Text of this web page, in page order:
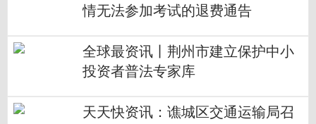
情无法参加考试的退费通告
全球最资讯丨荆州市建立保护中小
投资者普法专家库
天天快资讯：谯城区交通运输局召